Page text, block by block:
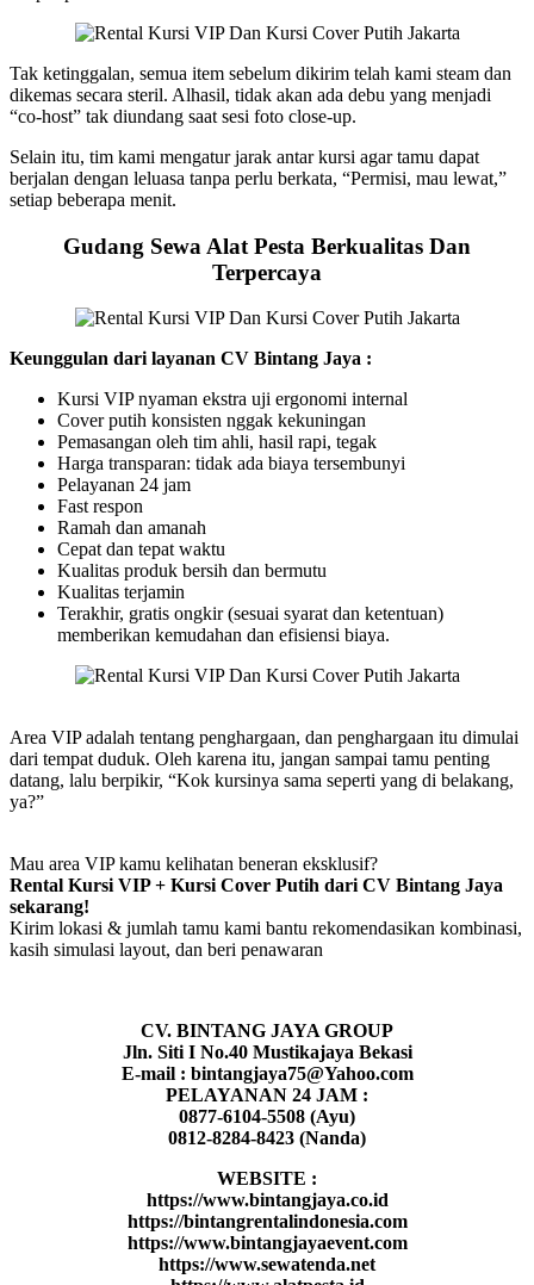
Tak ketinggalan, semua item sebelum dikirim telah kami steam dan
dikemas secara steril. Alhasil, tidak akan ada debu yang menjadi
“co-host” tak diundang saat sesi foto close-up.
Selain itu, tim kami mengatur jarak antar kursi agar tamu dapat
berjalan dengan leluasa tanpa perlu berkata, “Permisi, mau lewat,”
setiap beberapa menit.
Gudang Sewa Alat Pesta Berkualitas Dan
Terpercaya
Keunggulan dari layanan CV Bintang Jaya :
Kursi VIP nyaman ekstra uji ergonomi internal
Cover putih konsisten nggak kekuningan
Pemasangan oleh tim ahli, hasil rapi, tegak
Harga transparan: tidak ada biaya tersembunyi
Pelayanan 24 jam
Fast respon
Ramah dan amanah
Cepat dan tepat waktu
Kualitas produk bersih dan bermutu
Kualitas terjamin
Terakhir, gratis ongkir (sesuai syarat dan ketentuan)
memberikan kemudahan dan efisiensi biaya.
Area VIP adalah tentang penghargaan, dan penghargaan itu dimulai
dari tempat duduk. Oleh karena itu, jangan sampai tamu penting
datang, lalu berpikir, “Kok kursinya sama seperti yang di belakang,
ya?”
Mau area VIP kamu kelihatan beneran eksklusif?
Rental Kursi VIP + Kursi Cover Putih dari CV Bintang Jaya
sekarang!
Kirim lokasi & jumlah tamu kami bantu rekomendasikan kombinasi,
kasih simulasi layout, dan beri penawaran
CV. BINTANG JAYA GROUP
Jln. Siti I No.40 Mustikajaya Bekasi
E-mail : bintangjaya75@Yahoo.com
PELAYANAN 24 JAM :
0877-6104-5508 (Ayu)
0812-8284-8423 (Nanda)
WEBSITE :
https://www.bintangjaya.co.id
https://bintangrentalindonesia.com
https://www.bintangjayaevent.com
https://www.sewatenda.net